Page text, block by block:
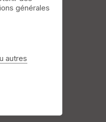
générales
autres